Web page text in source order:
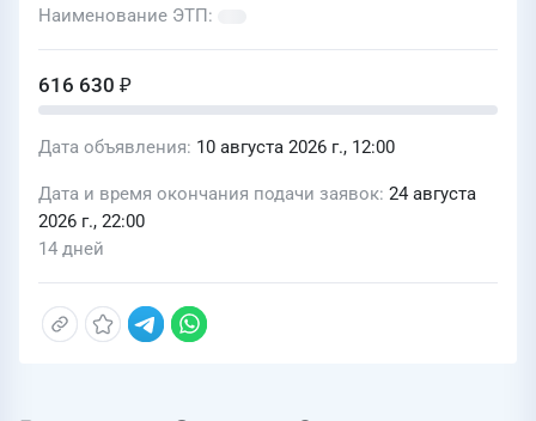
Наименование ЭТП
616 630 ₽
Дата объявления 10 августа 2026 г., 12:00
Дата и время окончания подачи заявок 24 августа
2026 г., 22:00
14 дней